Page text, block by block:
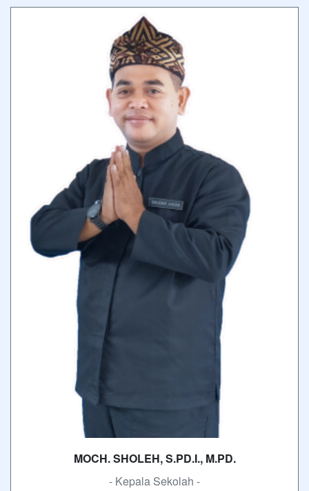
MOCH. SHOLEH, S.PD.I., M.PD.
- Kepala Sekolah -